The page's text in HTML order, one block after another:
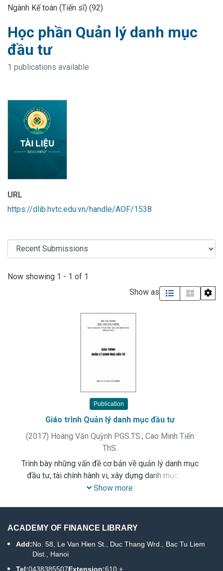
Ngành Kế toán (Tiến sĩ) (92)
Học phần Quản lý danh mục
đầu tư
1 publications available
URL
https://dlib.hvtc.edu.vn/handle/AOF/1538
Recent Submissions
Now showing 1 - 1 of 1
Show as
Publication
Giáo trình Quản lý danh mục đầu tư
(2017) Hoàng Văn Quỳnh PGS.TS.; Cao Minh Tiến
ThS.
Trình bày những vấn đề cơ bản về quản lý danh mục
đầu tư, tài chính hành vi, xây dựng danh mục, lựa
chọn danh mục đầu tư, chiến lược quản lý danh mục
Show more
ACADEMY OF FINANCE LIBRARY
Add:No. 58, Le Van Hien St., Duc Thang Wrd., Bac Tu Liem
Dist., Hanoi
Tel:0438385507Extension:610 +